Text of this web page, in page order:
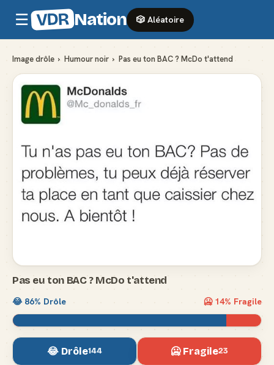
☰ VDR Nation 🎲 Aléatoire
Image drôle › Humour noir › Pas eu ton BAC ? McDo t'attend
Pas eu ton BAC ? McDo t'attend
😂 86% Drôle 🥶 14% Fragile
😂 Drôle144 🥶 Fragile23